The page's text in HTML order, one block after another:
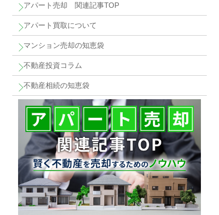
アパート売却 関連記事TOP
アパート買取について
マンション売却の知恵袋
不動産投資コラム
不動産相続の知恵袋